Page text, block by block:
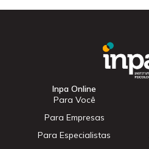
Inpa Online
Para Você
Para Empresas
Para Especialistas